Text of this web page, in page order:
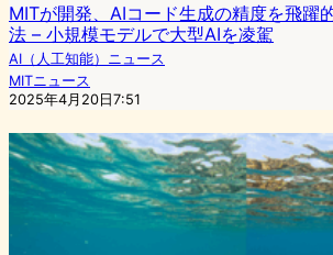
MITが開発、AIコード生成の精度を飛躍
法 – 小規模モデルで大型AIを凌駕
AI（人工知能）ニュース
MITニュース
2025年4月20日7:51